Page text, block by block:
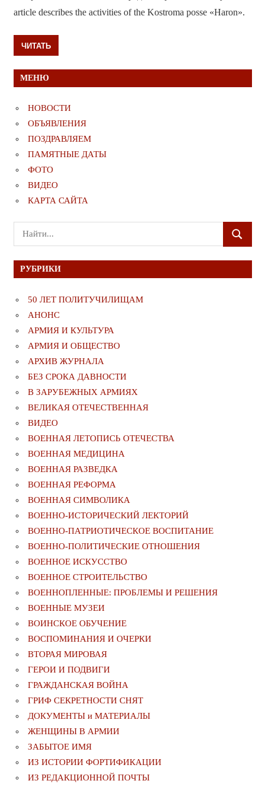
article describes the activities of the Kostroma posse «Haron».
ЧИТАТЬ
МЕНЮ
НОВОСТИ
ОБЪЯВЛЕНИЯ
ПОЗДРАВЛЯЕМ
ПАМЯТНЫЕ ДАТЫ
ФОТО
ВИДЕО
КАРТА САЙТА
Поиск
для:
ПОИСК
РУБРИКИ
50 ЛЕТ ПОЛИТУЧИЛИЩАМ
АНОНС
АРМИЯ И КУЛЬТУРА
АРМИЯ И ОБЩЕСТВО
АРХИВ ЖУРНАЛА
БЕЗ СРОКА ДАВНОСТИ
В ЗАРУБЕЖНЫХ АРМИЯХ
ВЕЛИКАЯ ОТЕЧЕСТВЕННАЯ
ВИДЕО
ВОЕННАЯ ЛЕТОПИСЬ ОТЕЧЕСТВА
ВОЕННАЯ МЕДИЦИНА
ВОЕННАЯ РАЗВЕДКА
ВОЕННАЯ РЕФОРМА
ВОЕННАЯ СИМВОЛИКА
ВОЕННО-ИСТОРИЧЕСКИЙ ЛЕКТОРИЙ
ВОЕННО-ПАТРИОТИЧЕСКОЕ ВОСПИТАНИЕ
ВОЕННО-ПОЛИТИЧЕСКИE ОТНОШЕНИЯ
ВОЕННОЕ ИСКУССТВО
ВОЕННОЕ СТРОИТЕЛЬСТВО
ВОЕННОПЛЕННЫЕ: ПРОБЛЕМЫ И РЕШЕНИЯ
ВОЕННЫЕ МУЗЕИ
ВОИНСКОЕ ОБУЧЕНИЕ
ВОСПОМИНАНИЯ И ОЧЕРКИ
ВТОРАЯ МИРОВАЯ
ГЕРОИ И ПОДВИГИ
ГРАЖДАНСКАЯ ВОЙНА
ГРИФ СЕКРЕТНОСТИ СНЯТ
ДОКУМЕНТЫ и МАТЕРИАЛЫ
ЖЕНЩИНЫ В АРМИИ
ЗАБЫТОЕ ИМЯ
ИЗ ИСТОРИИ ФОРТИФИКАЦИИ
ИЗ РЕДАКЦИОННОЙ ПОЧТЫ